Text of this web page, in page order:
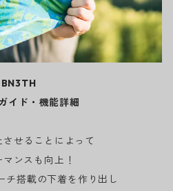
BN3TH
イド・機能詳細
せることによって
ンスも向上！
チ搭載の下着を作り出し